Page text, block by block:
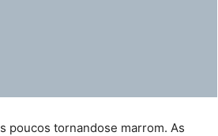
poucos tornandose marrom. As